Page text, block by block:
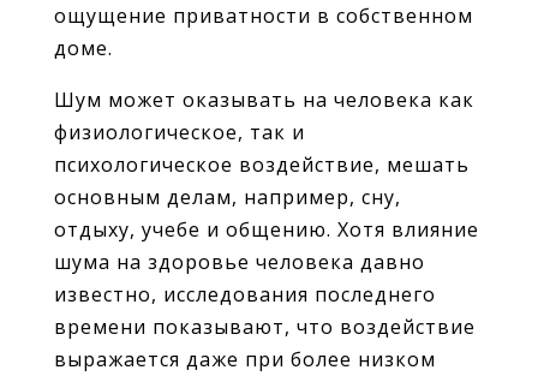
ощущение приватности в собственном
доме.
Шум может оказывать на человека как
физиологическое, так и
психологическое воздействие, мешать
основным делам, например, сну,
отдыху, учебе и общению. Хотя влияние
шума на здоровье человека давно
известно, исследования последнего
времени показывают, что воздействие
выражается даже при более низком